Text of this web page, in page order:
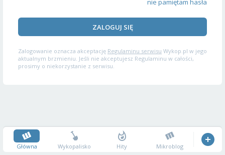
nie pamiętam hasła
ZALOGUJ SIĘ
Zalogowanie oznacza akceptację Regulaminu serwisu Wykop.pl w jego
aktualnym brzmieniu. Jeśli nie akceptujesz Regulaminu w całości,
prosimy o niekorzystanie z serwisu.
Główna Wykopalisko Hity Mikroblog